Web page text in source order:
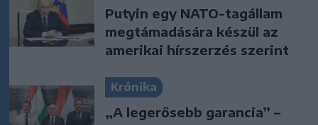
Putyin egy NATO-tagállam
megtámadására készül az
amerikai hírszerzés szerint
Krónika
„A legerősebb garancia” –